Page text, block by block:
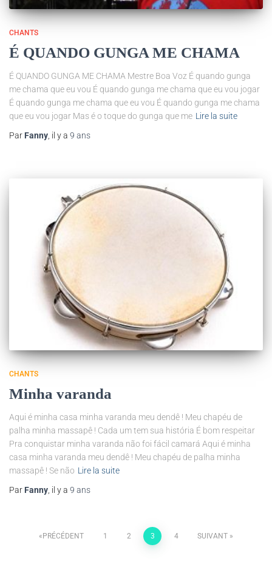
CHANTS
É QUANDO GUNGA ME CHAMA
É QUANDO GUNGA ME CHAMA Mestre Boa Voz É quando gunga
me chama que eu vou É quando gunga me chama que eu vou jogar
É quando gunga me chama que eu vou É quando gunga me chama
que eu vou jogar Mas é o toque do gunga que me Lire la suite
Par Fanny, il y a 9 ans
CHANTS
Minha varanda
Aqui é minha casa minha varanda meu dendê ! Meu chapéu de
palha minha massapê ! Cada um tem sua história É bom respeitar
Pra conquistar minha varanda não foi fácil camará Aqui é minha
casa minha varanda meu dendê ! Meu chapéu de palha minha
massapê ! Se não Lire la suite
Par Fanny , il y a 9 ans
PRÉCÉDENT 1 2 3 4 SUIVANT